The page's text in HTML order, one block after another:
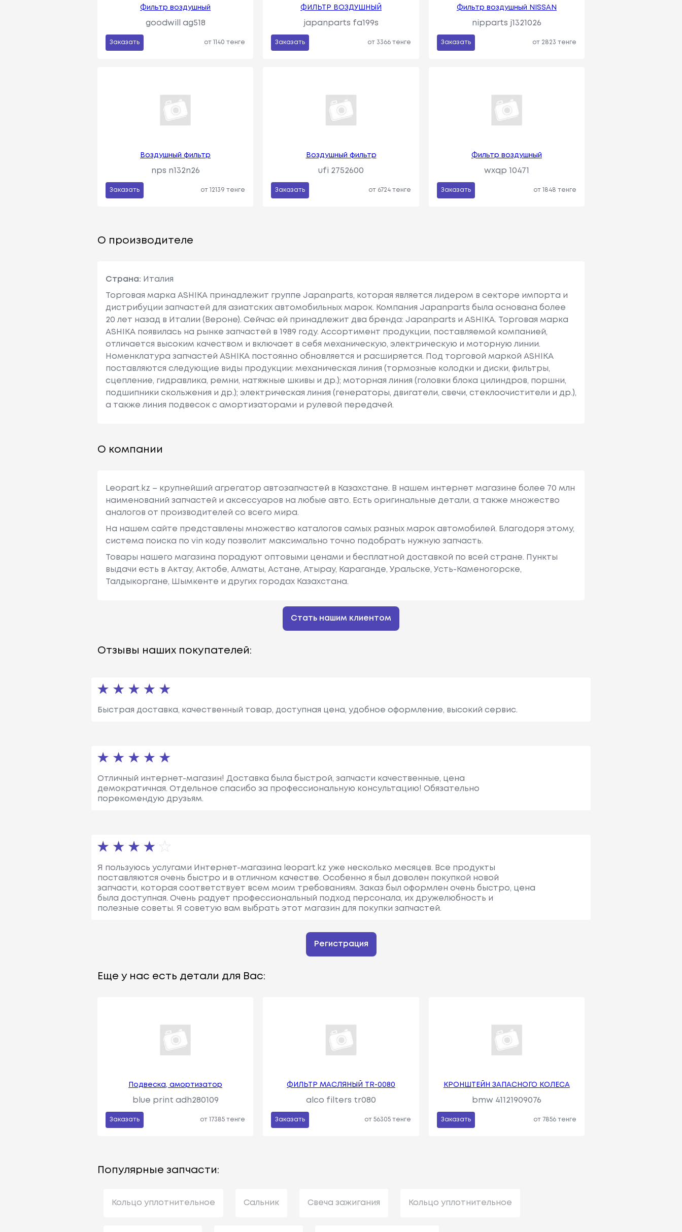
Фильтр воздушный
goodwill ag518
Заказать от 1140 тенге
ФИЛЬТР ВОЗДУШНЫЙ
japanparts fa199s
Заказать от 3366 тенге
Фильтр воздушный NISSAN
nipparts j1321026
Заказать от 2823 тенге
Воздушный фильтр
nps n132n26
Заказать от 12139 тенге
Воздушный фильтр
ufi 2752600
Заказать от 6724 тенге
Фильтр воздушный
wxqp 10471
Заказать от 1848 тенге
О производителе
Страна: Италия
Торговая марка ASHIKA принадлежит группе Japanparts, которая является лидером в секторе импорта и
дистрибуции запчастей для азиатских автомобильных марок. Компания Japanparts была основана более
20 лет назад в Италии (Вероне). Сейчас ей принадлежит два бренда: Japanparts и ASHIKA. Торговая марка
ASHIKA появилась на рынке запчастей в 1989 году. Ассортимент продукции, поставляемой компанией,
отличается высоким качеством и включает в себя механическую, электрическую и моторную линии.
Номенклатура запчастей ASHIKA постоянно обновляется и расширяется. Под торговой маркой ASHIKA
поставляются следующие виды продукции: механическая линия (тормозные колодки и диски, фильтры,
сцепление, гидравлика, ремни, натяжные шкивы и др.); моторная линия (головки блока цилиндров, поршни,
подшипники скольжения и др.); электрическая линия (генераторы, двигатели, свечи, стеклоочистители и др.),
а также линия подвесок с амортизаторами и рулевой передачей.
О компании
Leopart.kz – крупнейший агрегатор автозапчастей в Казахстане. В нашем интернет магазине более 70 млн
наименований запчастей и аксессуаров на любые авто. Есть оригинальные детали, а также множество
аналогов от производителей со всего мира.
На нашем сайте представлены множество каталогов самых разных марок автомобилей. Благодоря этому,
система поиска по vin коду позволит максимально точно подобрать нужную запчасть.
Товары нашего магазина порадуют оптовыми ценами и бесплатной доставкой по всей стране. Пункты
выдачи есть в Актау, Актобе, Алматы, Астане, Атырау, Караганде, Уральске, Усть-Каменогорске,
Талдыкоргане, Шымкенте и других городах Казахстана.
Стать нашим клиентом
Отзывы наших покупателей:
Быстрая доставка, качественный товар, доступная цена, удобное оформление, высокий сервис.
Отличный интернет-магазин! Доставка была быстрой, запчасти качественные, цена
демократичная. Отдельное спасибо за профессиональную консультацию! Обязательно
порекомендую друзьям.
Я пользуюсь услугами Интернет-магазина leopart.kz уже несколько месяцев. Все продукты
поставляются очень быстро и в отличном качестве. Особенно я был доволен покупкой новой
запчасти, которая соответствует всем моим требованиям. Заказ был оформлен очень быстро, цена
была доступная. Очень радует профессиональный подход персонала, их дружелюбность и
полезные советы. Я советую вам выбрать этот магазин для покупки запчастей.
Регистрация
Еще у нас есть детали для Вас:
Подвеска, амортизатор
blue print adh280109
Заказать от 17385 тенге
ФИЛЬТР МАСЛЯНЫЙ TR-0080
alco filters tr080
Заказать от 56305 тенге
КРОНШТЕЙН ЗАПАСНОГО КОЛЕСА
bmw 41121909076
Заказать от 7856 тенге
Популярные запчасти:
Кольцо уплотнительное Сальник Свеча зажигания Кольцо уплотнительное